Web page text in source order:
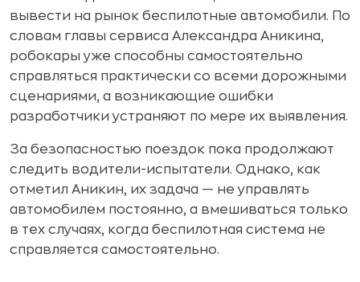
вывести на рынок беспилотные автомобили. По
словам главы сервиса Александра Аникина,
робокары уже способны самостоятельно
справляться практически со всеми дорожными
сценариями, а возникающие ошибки
разработчики устраняют по мере их выявления.
За безопасностью поездок пока продолжают
следить водители-испытатели. Однако, как
отметил Аникин, их задача — не управлять
автомобилем постоянно, а вмешиваться только
в тех случаях, когда беспилотная система не
справляется самостоятельно.